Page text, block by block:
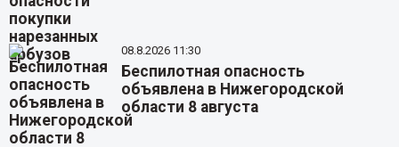
08.8.2026 11:30
Беспилотная опасность
объявлена в Нижегородской
области 8 августа